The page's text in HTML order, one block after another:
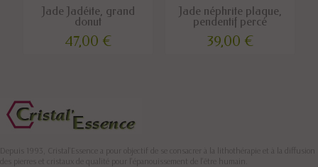
Jade Jadéite, grand
donut
47,00 €
Jade néphrite plaque,
pendentif percé
39,00 €
Depuis 1993, Cristal'Essence a pour objectif de se consacrer à la lithothérapie et à la diffusion
des pierres et cristaux de qualité pour l’épanouissement de l’être humain.